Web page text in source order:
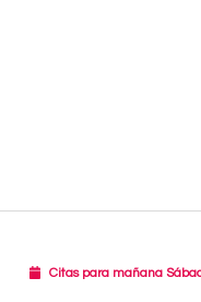
Citas para mañana